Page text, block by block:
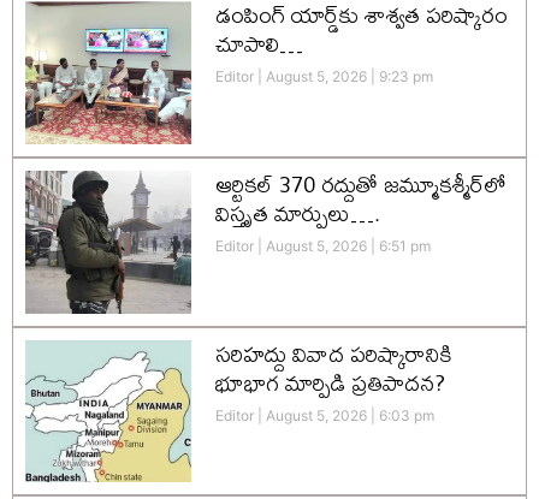
డంపింగ్ యార్డ్‌కు శాశ్వత పరిష్కారం
చూపాలి…
Editor August 5, 2026 9:23 pm
ఆర్టికల్ 370 రద్దుతో జమ్మూకశ్మీర్‌లో
విస్తృత మార్పులు….
Editor August 5, 2026 6:51 pm
సరిహద్దు వివాద పరిష్కారానికి
భూభాగ మార్పిడి ప్రతిపాదన?
Editor August 5, 2026 6:03 pm